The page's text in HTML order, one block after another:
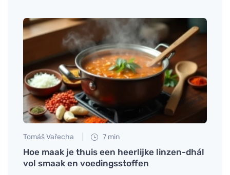
Tomáš Vařecha 7 min
Hoe maak je thuis een heerlijke linzen-dhál
vol smaak en voedingsstoffen